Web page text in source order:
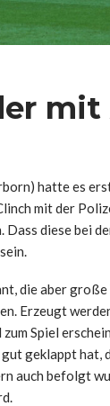
hatte es
mit der
diese bei
die aber
Erzeugt
Spiel
geklappt hat,
auch befolgt